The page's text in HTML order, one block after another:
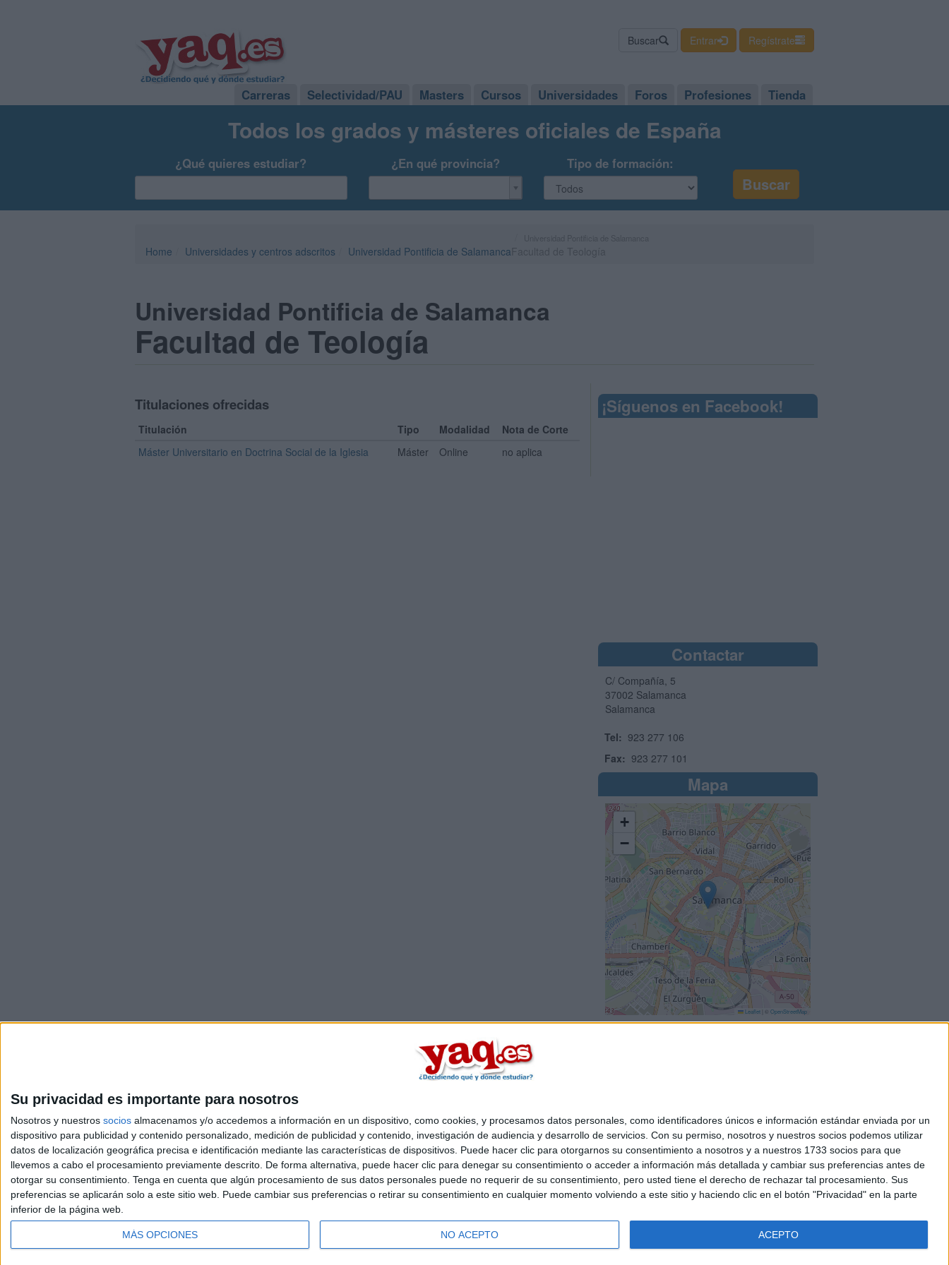
Su privacidad es importante para nosotros
Nosotros y nuestros socios almacenamos y/o accedemos a información en un dispositivo, como cookies, y procesamos datos personales, como identificadores únicos e información estándar enviada por un
dispositivo para publicidad y contenido personalizado, medición de publicidad y contenido, investigación de audiencia y desarrollo de servicios. Con su permiso, nosotros y nuestros socios podemos utilizar
datos de localización geográfica precisa e identificación mediante las características de dispositivos. Puede hacer clic para otorgarnos su consentimiento a nosotros y a nuestros 1733 socios para que
llevemos a cabo el procesamiento previamente descrito. De forma alternativa, puede hacer clic para denegar su consentimiento o acceder a información más detallada y cambiar sus preferencias antes de
otorgar su consentimiento. Tenga en cuenta que algún procesamiento de sus datos personales puede no requerir de su consentimiento, pero usted tiene el derecho de rechazar tal procesamiento. Sus
preferencias se aplicarán solo a este sitio web. Puede cambiar sus preferencias o retirar su consentimiento en cualquier momento volviendo a este sitio y haciendo clic en el botón "Privacidad" en la parte
inferior de la página web.
MÁS OPCIONES NO ACEPTO ACEPTO
Buscar Entrar Regístrate
Carreras Selectividad/PAU Masters Cursos Universidades Foros Profesiones Tienda
Todos los grados y másteres oficiales de España
¿Qué quieres estudiar? ¿En qué provincia? Tipo de formación:
Home Universidades y centros adscritos Universidad Pontificia de Salamanca
Universidad Pontificia de Salamanca
Facultad de Teología
Titulaciones ofrecidas
Titulación Tipo Modalidad
Nota de Corte
Máster Universitario en Doctrina Social de la Iglesia
Máster Online no aplica
¡Síguenos en Facebook!
Contactar
C/ Compañía, 5
37002 Salamanca
Salamanca
Tel: 923 277 106
Fax: 923 277 101
Mapa
+
−
Leaflet © OpenStreetMap
Quiénes somos|Contactar|Anúnciate
Aviso legal|Politica de privacidad|Condiciones generales|Política de cookies
© 2003-2026Compás Mediterráneo S.L.- Diego de León 47 - 28006 Madrid [ESPAÑA] - Tel. +34 91 593 2767